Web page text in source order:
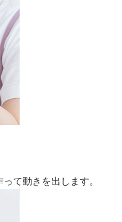
て動きを出します。